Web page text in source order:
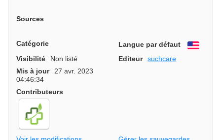
Sources
Catégorie Langue par défaut
Visibilité
Non listé Editeur
suchcare
Mis à jour
27 avr. 2023
04:46:34
Contributeurs